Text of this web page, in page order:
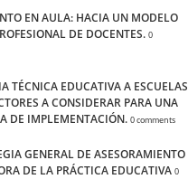
EN AULA: HACIA UN MODELO
DE DOCENTES. 0
TÉCNICA EDUCATIVA A ESCUELAS
A CONSIDERAR PARA UNA
DE IMPLEMENTACIÓN. 0 comments
GENERAL DE ASESORAMIENTO
DE LA PRÁCTICA EDUCATIVA 0